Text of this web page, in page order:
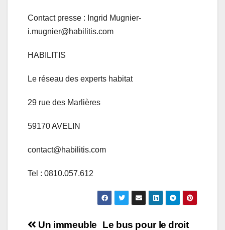
Contact presse : Ingrid Mugnier-
i.mugnier@habilitis.com
HABILITIS
Le réseau des experts habitat
29 rue des Marlières
59170AVELIN
contact@habilitis.com
Tel : 0810.057.612
Le bus pour le droit
Un immeuble